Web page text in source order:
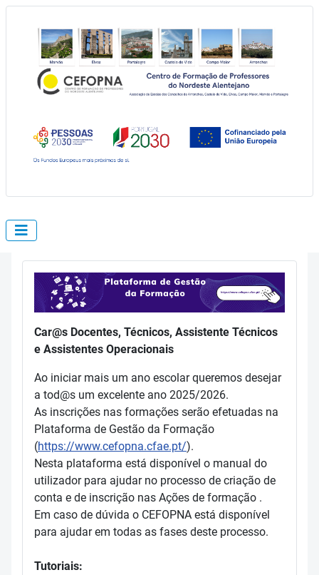
Car@s Docentes, Técnicos, Assistente Técnicos
e Assistentes Operacionais
Ao iniciar mais um ano escolar queremos desejar
a tod@s um excelente ano 2025/2026.
As inscrições nas formações serão efetuadas na
Plataforma de Gestão da Formação
(https://www.cefopna.cfae.pt/).
Nesta plataforma está disponível o manual do
utilizador para ajudar no processo de criação de
conta e de inscrição nas Ações de formação .
Em caso de dúvida o CEFOPNA está disponível
para ajudar em todas as fases deste processo.
Tutoriais: